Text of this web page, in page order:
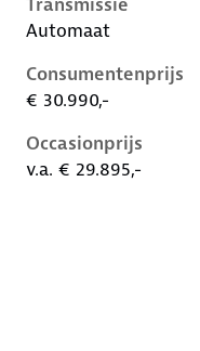
Automaat
Consumentenprijs
€ 30.990,-
Occasionprijs
v.a. € 29.895,-